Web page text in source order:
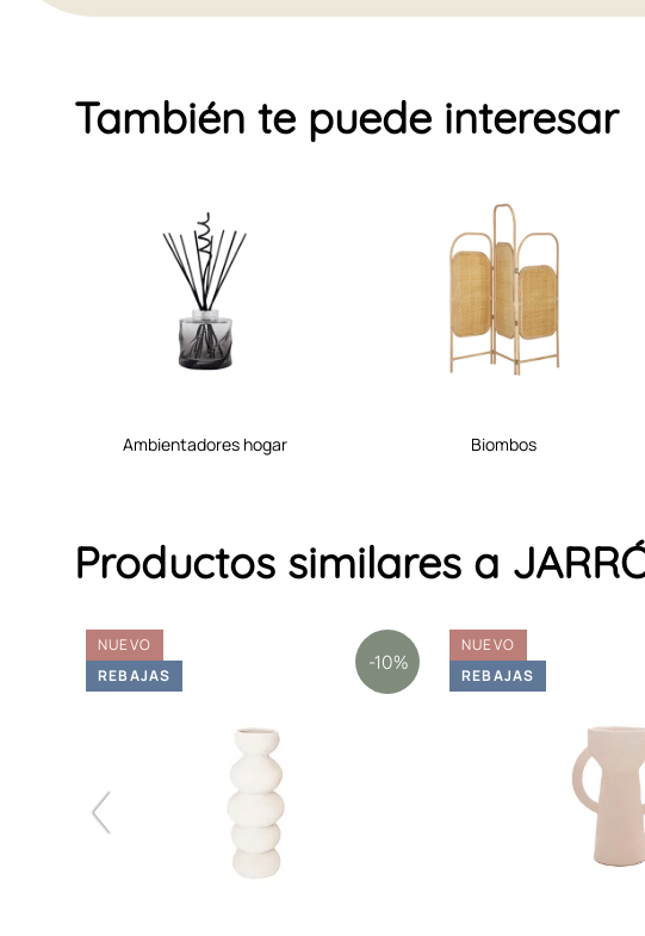
También te puede interesar
ambientadores hogar biombos
Productos similares a
NUEVO
-10%
REBAJAS
NUEVO
REBAJAS